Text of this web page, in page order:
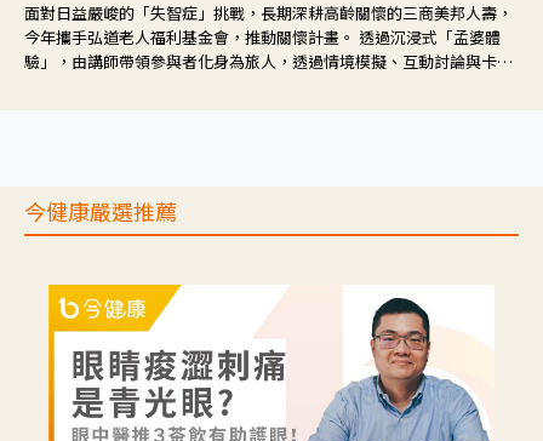
面對日益嚴峻的「失智症」挑戰，長期深耕高齡關懷的三商美邦人壽，
今年攜手弘道老人福利基金會，推動關懷計畫。 透過沉浸式「孟婆體
驗」，由講師帶領參與者化身為旅人，透過情境模擬、互動討論與卡牌
今健康嚴選推薦